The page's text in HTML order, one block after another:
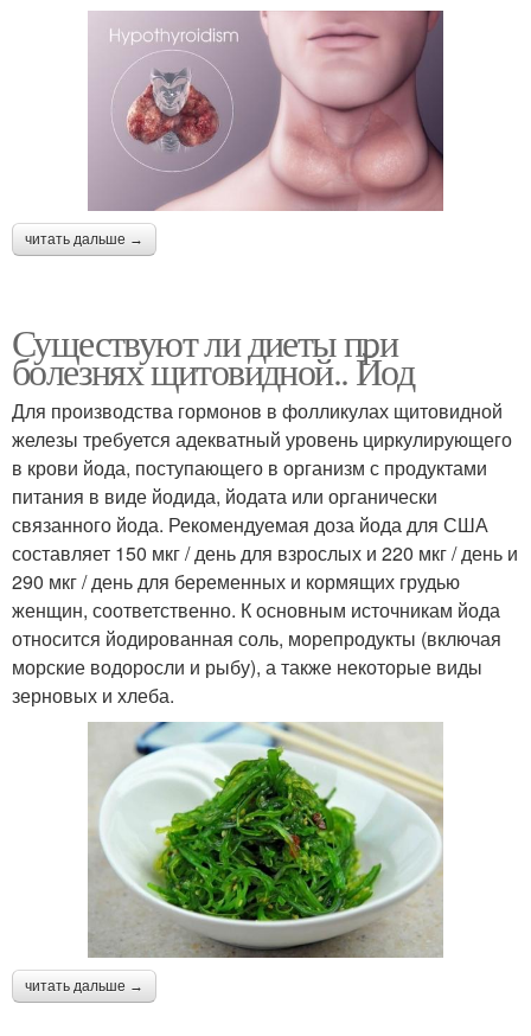
читать дальше →
Существуют ли диеты при
болезнях щитовидной.. Йод
Для производства гормонов в фолликулах щитовидной
железы требуется адекватный уровень циркулирующего
в крови йода, поступающего в организм с продуктами
питания в виде йодида, йодата или органически
связанного йода. Рекомендуемая доза йода для США
составляет 150 мкг / день для взрослых и 220 мкг / день и
290 мкг / день для беременных и кормящих грудью
женщин, соответственно. К основным источникам йода
относится йодированная соль, морепродукты (включая
морские водоросли и рыбу), а также некоторые виды
зерновых и хлеба.
читать дальше →